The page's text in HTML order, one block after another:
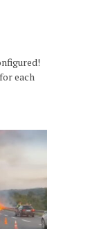
each